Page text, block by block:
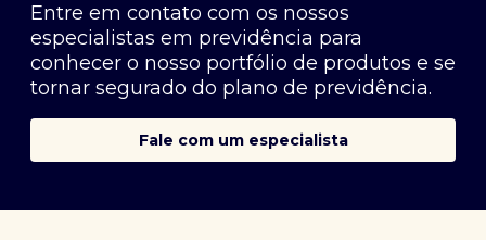
Entre em contato com os nossos
especialistas em previdência para
conhecer o nosso portfólio de produtos e se
tornar segurado do plano de previdência.
Fale com um especialista